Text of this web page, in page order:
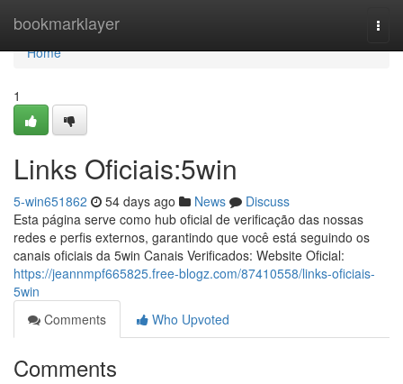
bookmarklayer
Home
Home
1
Links Oficiais:5win
5-win651862 54 days ago News
Discuss
Esta página serve como hub oficial de verificação das nossas
redes e perfis externos, garantindo que você está seguindo os
canais oficiais da 5win Canais Verificados: Website Oficial:
https://jeannmpf665825.free-blogz.com/87410558/links-oficiais-
5win
Comments
Who Upvoted
Comments